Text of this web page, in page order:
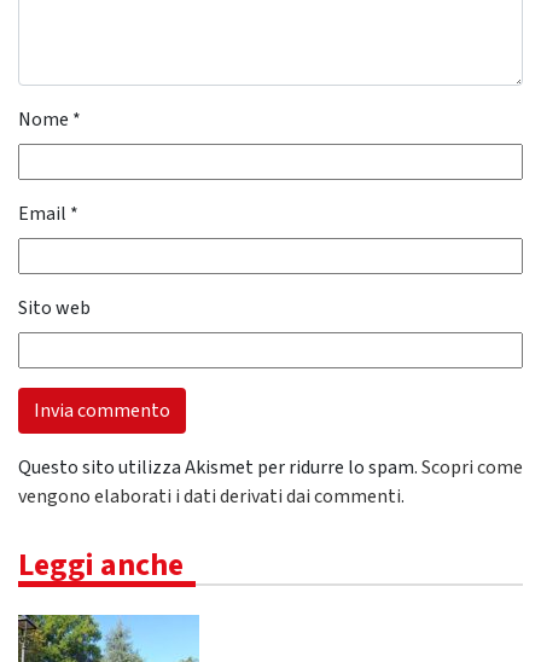
Nome *
Email *
Sito web
Questo sito utilizza Akismet per ridurre lo spam.Scopri come
vengono elaborati i dati derivati dai commenti.
Leggi anche